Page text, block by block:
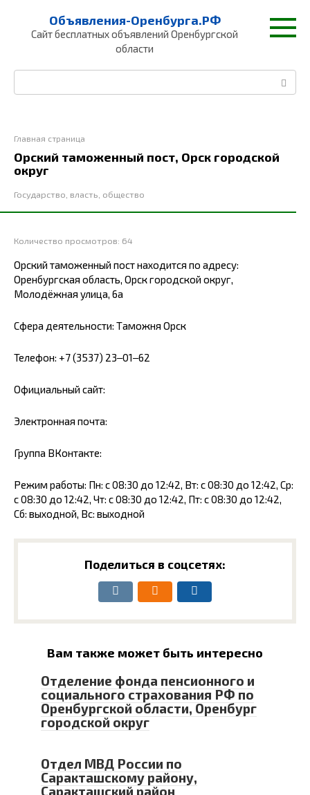
контенту
Объявления-Оренбурга.РФ
Сайт бесплатных объявлений Оренбургской
области
Главная страница
Орский таможенный пост, Орск городской
округ
Государство, власть, общество
Количество просмотров: 64
Орский таможенный пост находится по адресу:
Оренбургская область, Орск городской округ,
Молодёжная улица, 6а
Сфера деятельности: Таможня Орск
Телефон: +7 (3537) 23‒01‒62
Официальный сайт:
Электронная почта:
Группа ВКонтакте:
Режим работы: Пн: с 08:30 до 12:42, Вт: с 08:30 до 12:42, Ср:
с 08:30 до 12:42, Чт: с 08:30 до 12:42, Пт: с 08:30 до 12:42,
Сб: выходной, Вс: выходной
Поделиться в соцсетях:
Вам также может быть интересно
Отделение фонда пенсионного и
социального страхования РФ по
Оренбургской области, Оренбург
городской округ
Отдел МВД России по
Саракташскому району,
Саракташский район